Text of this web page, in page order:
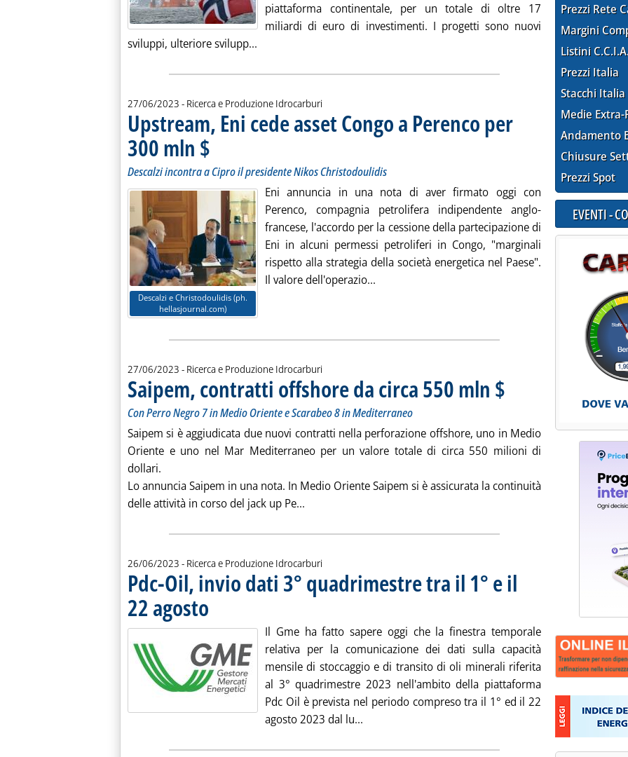
piattaforma continentale, per un totale di oltre 17
miliardi di euro di investimenti. I progetti sono nuovi
sviluppi, ulteriore svilupp... Leggi tutta la notizia: 'Upstream, la Norvegia autorizza progetti per 700
27/06/2023 - Ricerca e Produzione Idrocarburi
Upstream, Eni cede asset Congo a Perenco per
300 mln $ . Sottotitolo: Descalzi incontra a Cipro il presidente Nikos Christodoulidis
Descalzi incontra a Cipro il presidente Nikos Christodoulidis
Descalzi e Christodoulidis (ph.
hellasjournal.com)
Eni annuncia in una nota di aver firmato oggi con
Perenco, compagnia petrolifera indipendente anglo-
francese, l'accordo per la cessione della partecipazione di
Eni in alcuni permessi petroliferi in Congo, "marginali
rispetto alla strategia della società energetica nel Paese".
Il valore dell'operazio... Leggi tutta la notizia: 'Upstream, Eni cede asset
27/06/2023 - Ricerca e Produzione Idrocarburi
Saipem, contratti offshore da circa 550 mln $ . Sottotitolo: Con Perro Negro 7 in
. Pubblicata martedì 27 giugno 2023
Con Perro Negro 7 in Medio Oriente e Scarabeo 8 in Mediterraneo
Saipem si è aggiudicata due nuovi contratti nella perforazione offshore, uno in Medio
Oriente e uno nel Mar Mediterraneo per un valore totale di circa 550 milioni di
dollari.
Lo annuncia Saipem in una nota. In Medio Oriente Saipem si è assicurata la continuità
delle attività in corso del jack up Pe... Leggi tutta la notizia: 'Saipem, contratti offshore da circa 550
26/06/2023 - Ricerca e Produzione Idrocarburi
Pdc-Oil, invio dati 3° quadrimestre tra il 1° e il
22 agosto . Pubblicata lunedì 26 giugno 2023 alle 11.18.
Il Gme ha fatto sapere oggi che la finestra temporale
relativa per la comunicazione dei dati sulla capacità
mensile di stoccaggio e di transito di oli minerali riferita
al 3° quadrimestre 2023 nell'ambito della piattaforma
Pdc Oil è prevista nel periodo compreso tra il 1° ed il 22
agosto 2023 dal lu... Leggi tutta la notizia: 'Pdc-Oil, invio dati 3°
Prezzi Rete
Margini
Listini
Prezzi Italia
Stacchi Italia
Medie Extra-
Andamento
Chiusure
Prezzi Spot
EVENTI -